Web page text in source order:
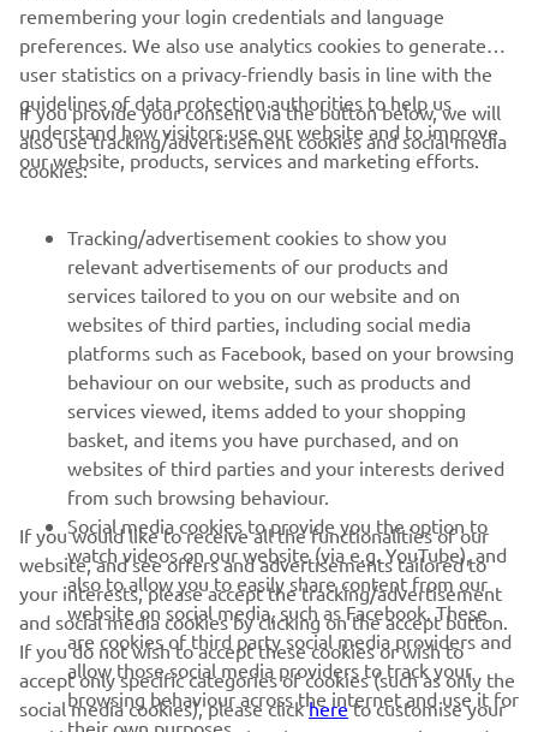
CORPORATE
MAI MULTE YAMAHA
SUPORT
BULETIN INFORMATIV
Fii primul care află despre cele mai recente oferte, evenimente
speciale, lansări noi și multe altele.
ABONARE
Citiți Politica noastră de confidențialitate pentru a afla cum vă
procesăm datele personale:
Politică de Confidențialitate
remembering your login credentials and language
preferences. We also use analytics cookies to generate
user statistics on a privacy-friendly basis in line with the
guidelines of data protection authorities to help us
understand how visitors use our website and to improve
our website, products, services and marketing efforts.
If you provide your consent via the button below, we will
also use tracking/advertisement cookies and social media
cookies:
Tracking/advertisement cookies to show you
relevant advertisements of our products and
services tailored to you on our website and on
websites of third parties, including social media
platforms such as Facebook, based on your browsing
behaviour on our website, such as products and
services viewed, items added to your shopping
basket, and items you have purchased, and on
websites of third parties and your interests derived
from such browsing behaviour.
Social media cookies to provide you the option to
watch videos on our website (via e.g. YouTube), and
also to allow you to easily share content from our
website on social media, such as Facebook. These
are cookies of third party social media providers and
allow those social media providers to track your
browsing behaviour across the internet and use it for
their own purposes.
If you would like to receive all the functionalities of our
website, and see offers and advertisements tailored to
your interests, please accept the tracking/advertisement
and social media cookies by clicking on the accept button.
If you do not wish to accept these cookies or wish to
accept only specific categories of cookies (such as only the
social media cookies), please clickhereto customise your